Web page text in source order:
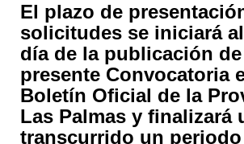
El plazo de
solicitudes se iniciará
día de la publicación
presente Convocatoria
Boletín Oficial de la
Las Palmas y finalizará
transcurrido un